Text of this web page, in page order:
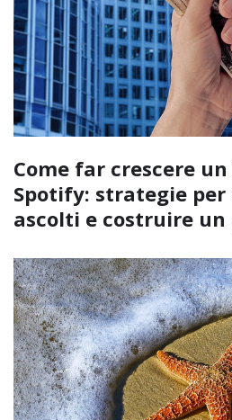
Come far crescere
Spotify: strategie
ascolti e costruire